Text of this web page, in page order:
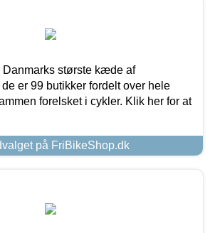
Danmarks største kæde af
er 99 butikker fordelt over hele
forelsket i cykler. Klik her for at
på FriBikeShop.dk